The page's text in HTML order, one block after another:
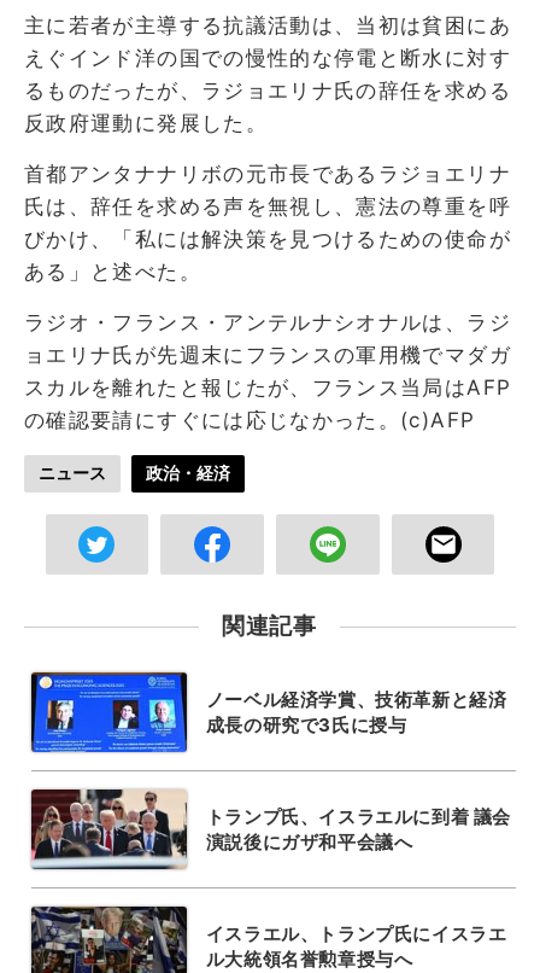
主に若者が主導する抗議活動は、当初は貧困にあ
えぐインド洋の国での慢性的な停電と断水に対す
るものだったが、ラジョエリナ氏の辞任を求める
反政府運動に発展した。
首都アンタナナリボの元市長であるラジョエリナ
氏は、辞任を求める声を無視し、憲法の尊重を呼
びかけ、「私には解決策を見つけるための使命が
ある」と述べた。
ラジオ・フランス・アンテルナシオナルは、ラジ
ョエリナ氏が先週末にフランスの軍用機でマダガ
スカルを離れたと報じたが、フランス当局はAFP
の確認要請にすぐには応じなかった。(c)AFP
ニュース 政治・経済
関連記事
ノーベル経済学賞、技術革新と経済
成長の研究で3氏に授与
トランプ氏、イスラエルに到着 議会
演説後にガザ和平会議へ
イスラエル、トランプ氏にイスラエ
ル大統領名誉勲章授与へ